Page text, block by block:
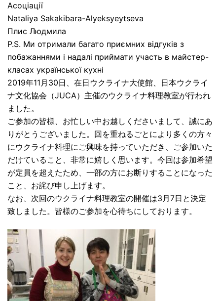
Асоціації
Nataliya Sakakibara-Alyeksyeytseva
Плис Людмила
P.S. Ми отримали багато приємних відгуків з
побажаннями і надалі приймати участь в майстер-
класах української кухні
2019年11月30日、在日ウクライナ大使館、日本ウクライ
ナ文化協会（JUCA）主催のウクライナ料理教室が行われ
ました。
ご参加の皆様、お忙しい中お越しくださいまして、誠にあ
りがとうございました。回を重ねるごとにより多くの方々
にウクライナ料理にご興味を持っていただき、ご参加いた
だけていること、非常に嬉しく思います。今回は参加希望
が定員を超えたため、一部の方にお断りすることになった
こと、お詫び申し上げます。
なお、次回のウクライナ料理教室の開催は3月7日と決定
致しました。皆様のご参加を心待ちにしております。